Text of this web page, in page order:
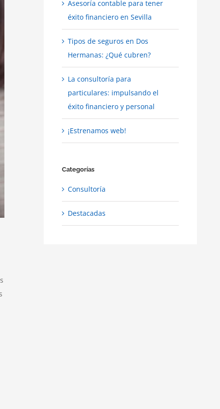
Asesoría contable para tener
éxito financiero en Sevilla
Tipos de seguros en Dos
Hermanas: ¿Qué cubren?
La consultoría para
particulares: impulsando el
éxito financiero y personal
¡Estrenamos web!
Categorías
Consultoría
Destacadas